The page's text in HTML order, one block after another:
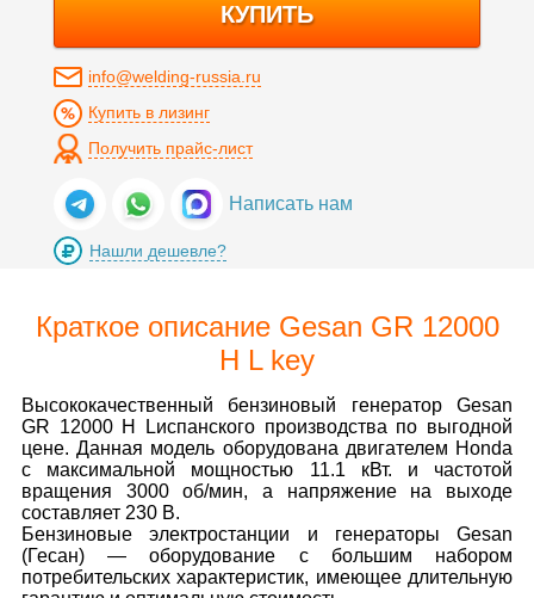
КУПИТЬ
info@welding-russia.ru
Купить в лизинг
Получить прайс-лист
Написать нам
Нашли дешевле?
Краткое описание Gesan GR 12000
H L key
Высококачественный бензиновый генератор Gesan
GR 12000 H Lиспанского производства по выгодной
цене. Данная модель оборудована двигателем Honda
с максимальной мощностью 11.1 кВт. и частотой
вращения 3000 об/мин, а напряжение на выходе
составляет 230 В.
Бензиновые электростанции и генераторы Gesan
(Гесан) — оборудование с большим набором
потребительских характеристик, имеющее длительную